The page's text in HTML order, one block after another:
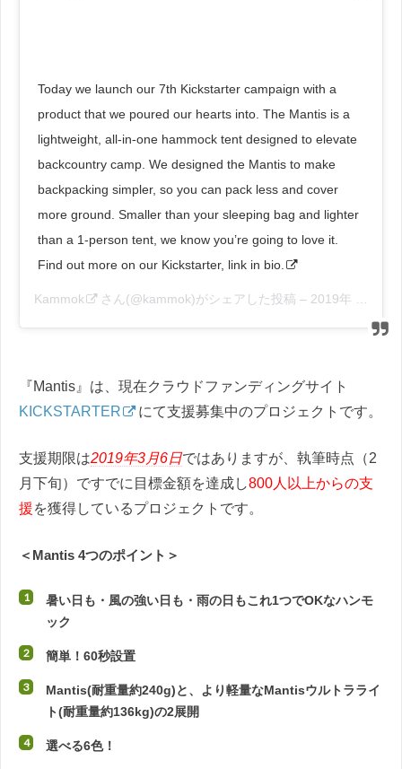
Today we launch our 7th Kickstarter campaign with a
product that we poured our hearts into. The Mantis is a
lightweight, all-in-one hammock tent designed to elevate
backcountry camp. We designed the Mantis to make
backpacking simpler, so you can pack less and cover
more ground. Smaller than your sleeping bag and lighter
than a 1-person tent, we know you’re going to love it.
Find out more on our Kickstarter, link in bio.
Kammok さん(@kammok)がシェアした投稿 – 2019年 2月月12日午前8時05分PST
『Mantis』は、現在クラウドファンディングサイト
KICKSTARTER
にて支援募集中のプロジェクトです。
支援期限は2019年3月6日ではありますが、執筆時点（2
月下旬）ですでに目標金額を達成し800人以上からの支
援を獲得しているプロジェクトです。
＜Mantis 4つのポイント＞
暑い日も・風の強い日も・雨の日もこれ1つでOKなハンモ
ック
簡単！60秒設置
Mantis(耐重量約240g)と、より軽量なMantisウルトラライ
ト(耐重量約136kg)の2展開
選べる6色！